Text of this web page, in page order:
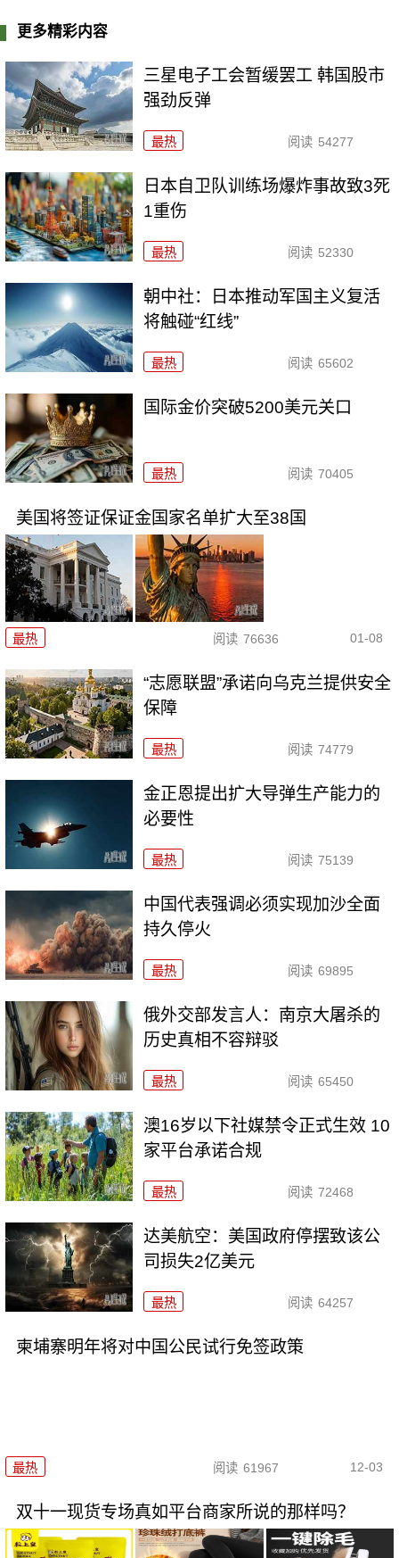
更多精彩内容
三星电子工会暂缓罢工 韩国股市
强劲反弹
最热 阅读 54277
日本自卫队训练场爆炸事故致3死
1重伤
最热 阅读 52330
朝中社：日本推动军国主义复活
将触碰“红线”
最热 阅读 65602
国际金价突破5200美元关口
最热 阅读 70405
美国将签证保证金国家名单扩大至38国
最热 阅读 76636 01-08
“志愿联盟”承诺向乌克兰提供安全
保障
最热 阅读 74779
金正恩提出扩大导弹生产能力的
必要性
最热 阅读 75139
中国代表强调必须实现加沙全面
持久停火
最热 阅读 69895
俄外交部发言人：南京大屠杀的
历史真相不容辩驳
最热 阅读 65450
澳16岁以下社媒禁令正式生效 10
家平台承诺合规
最热 阅读 72468
达美航空：美国政府停摆致该公
司损失2亿美元
最热 阅读 64257
柬埔寨明年将对中国公民试行免签政策
最热 阅读 61967 12-03
双十一现货专场真如平台商家所说的那样吗？